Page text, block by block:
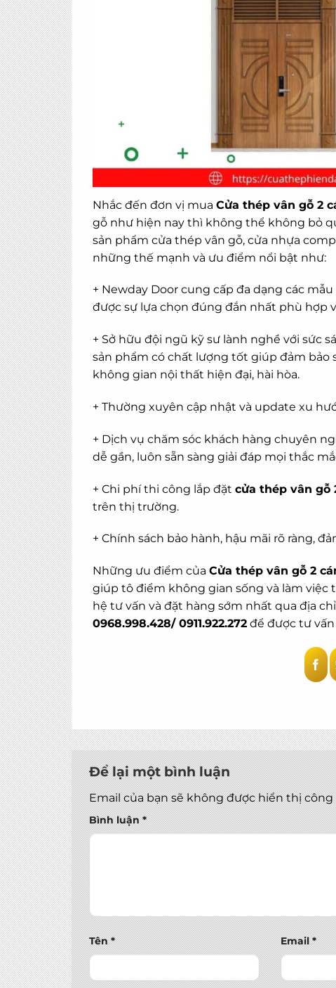
Nhắc đến đơn vị mua Cửa thép vân gỗ 2
gỗ như hiện nay thì không thể không bỏ
sản phẩm cửa thép vân gỗ, cửa nhựa
những thế mạnh và ưu điểm nổi bật như:
+ Newday Door cung cấp đa dạng các mẫu
được sự lựa chọn đúng đắn nhất phù hợp
+ Sở hữu đội ngũ kỹ sư lành nghề với sức
sản phẩm có chất lượng tốt giúp đảm
không gian nội thất hiện đại, hài hòa.
+ Thường xuyên cập nhật và update xu
+ Dịch vụ chăm sóc khách hàng chuyên
dễ gần, luôn sẵn sàng giải đáp mọi thắc
+ Chi phí thi công lắp đặt cửa thép vân gỗ
trên thị trường.
+ Chính sách bảo hành, hậu mãi rõ ràng,
Những ưu điểm của Cửa thép vân gỗ 2
giúp tô điểm không gian sống và làm việc
hệ tư vấn và đặt hàng sớm nhất qua địa
0968.998.428/ 0911.922.272 để được tư
Để lại một bình luận
Email của bạn sẽ không được hiển thị công
Bình luận*
Tên* Email*